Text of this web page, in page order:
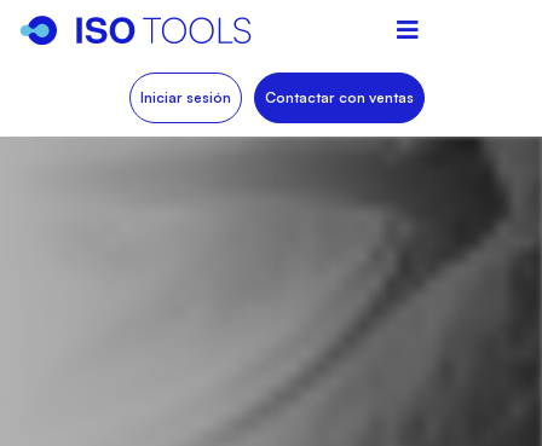
Iniciar sesión Contactar con ventas